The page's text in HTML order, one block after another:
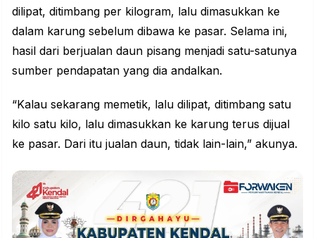
dilipat, ditimbang per kilogram, lalu dimasukkan ke
dalam karung sebelum dibawa ke pasar. Selama ini,
hasil dari berjualan daun pisang menjadi satu-satunya
sumber pendapatan yang dia andalkan.
“Kalau sekarang memetik, lalu dilipat, ditimbang satu
kilo satu kilo, lalu dimasukkan ke karung terus dijual
ke pasar. Dari itu jualan daun, tidak lain-lain,” akunya.